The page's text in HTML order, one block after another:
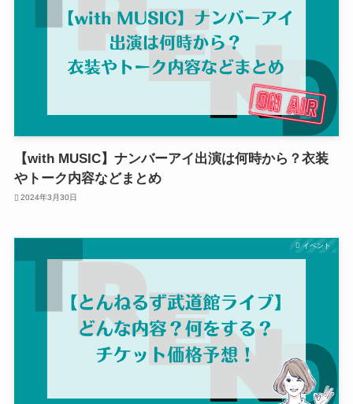
【with MUSIC】ナンバーアイ出演は何時から？衣装
やトーク内容などまとめ
2024年3月30日
イベント